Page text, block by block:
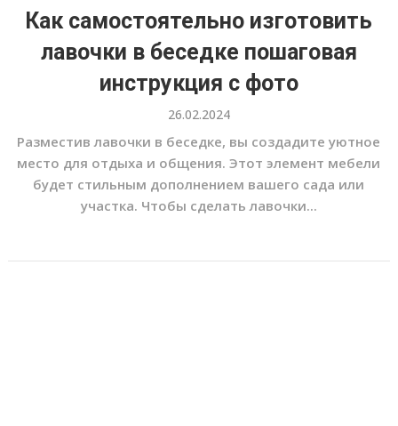
Как самостоятельно изготовить
лавочки в беседке пошаговая
инструкция с фото
26.02.2024
Разместив лавочки в беседке, вы создадите уютное
место для отдыха и общения. Этот элемент мебели
будет стильным дополнением вашего сада или
участка. Чтобы сделать лавочки...